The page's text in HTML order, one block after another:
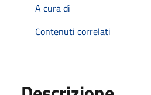
A cura di
Contenuti correlati